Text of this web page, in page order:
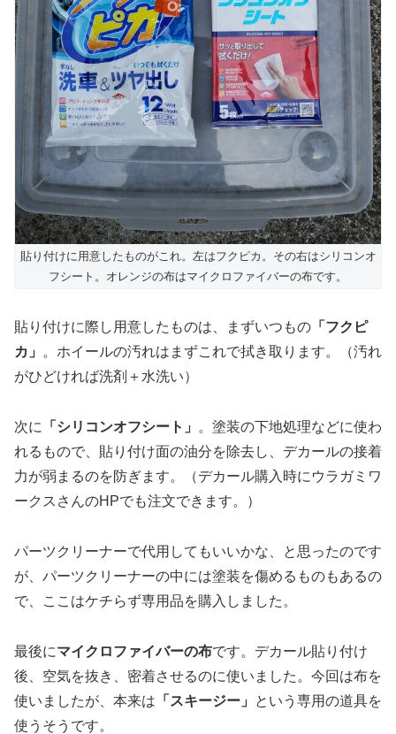
貼り付けに用意したものがこれ。左はフクピカ。その右はシリコンオ
フシート。オレンジの布はマイクロファイバーの布です。
貼り付けに際し用意したものは、まずいつもの 「フクピ
カ」
。ホイールの汚れはまずこれで拭き取ります。（汚れ
がひどければ洗剤＋水洗い）
次に 「シリコンオフシート」
。塗装の下地処理などに使わ
れるもので、貼り付け面の油分を除去し、デカールの接着
力が弱まるのを防ぎます。（デカール購入時にウラガミワ
ークスさんのHPでも注文できます。）
パーツクリーナーで代用してもいいかな、と思ったのです
が、パーツクリーナーの中には塗装を傷めるものもあるの
で、ここはケチらず専用品を購入しました。
最後にマイクロファイバーの布です。デカール貼り付け
後、空気を抜き、密着させるのに使いました。今回は布を
使いましたが、本来は 「スキージー」
という専用の道具を
使うそうです。